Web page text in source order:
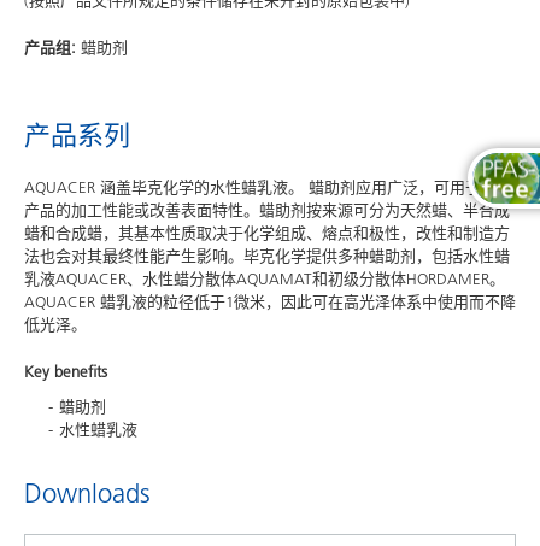
产品组: 蜡助剂
产品系列
AQUACER 涵盖毕克化学的水性蜡乳液。 蜡助剂应用广泛，可用于调节
产品的加工性能或改善表面特性。蜡助剂按来源可分为天然蜡、半合成
蜡和合成蜡，其基本性质取决于化学组成、熔点和极性，改性和制造方
法也会对其最终性能产生影响。毕克化学提供多种蜡助剂，包括水性蜡
乳液AQUACER、水性蜡分散体AQUAMAT和初级分散体HORDAMER。
AQUACER 蜡乳液的粒径低于1微米，因此可在高光泽体系中使用而不降
低光泽。
Key benefits
蜡助剂
水性蜡乳液
Downloads